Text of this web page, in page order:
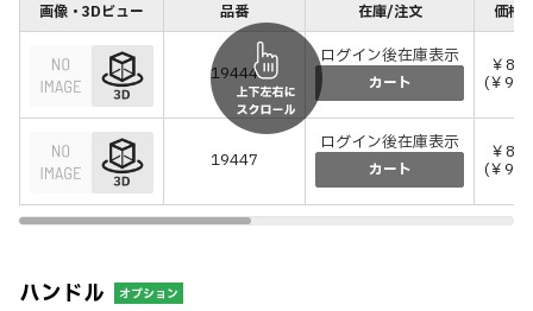
画像・3Dビュー 品番 在庫/注文 価格(
19444
ログイン後在庫表示
カート
￥
(￥
19447
ログイン後在庫表示
カート
￥
(￥
ハンドル オプション